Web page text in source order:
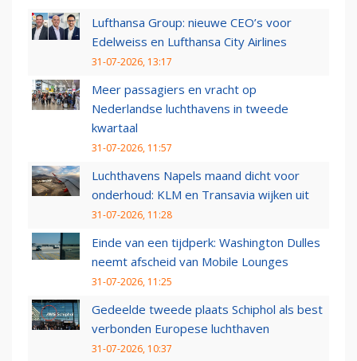
Lufthansa Group: nieuwe CEO’s voor
Edelweiss en Lufthansa City Airlines
31-07-2026, 13:17
Meer passagiers en vracht op
Nederlandse luchthavens in tweede
kwartaal
31-07-2026, 11:57
Luchthavens Napels maand dicht voor
onderhoud: KLM en Transavia wijken uit
31-07-2026, 11:28
Einde van een tijdperk: Washington Dulles
neemt afscheid van Mobile Lounges
31-07-2026, 11:25
Gedeelde tweede plaats Schiphol als best
verbonden Europese luchthaven
31-07-2026, 10:37